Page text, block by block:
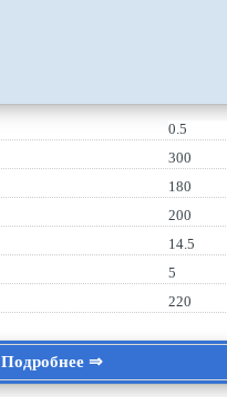
0.5
300
180
200
14.5
5
220
Подробнее ⇒